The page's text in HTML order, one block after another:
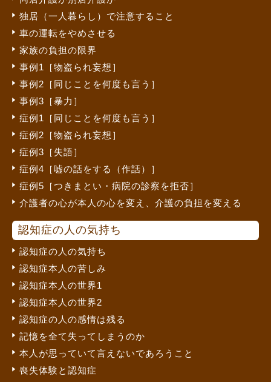
独居（一人暮らし）で注意すること
車の運転をやめさせる
家族の負担の限界
事例1［物盗られ妄想］
事例2［同じことを何度も言う］
事例3［暴力］
症例1［同じことを何度も言う］
症例2［物盗られ妄想］
症例3［失語］
症例4［嘘の話をする（作話）］
症例5［つきまとい・病院の診察を拒否］
介護者の心が本人の心を変え、介護の負担を変える
認知症の人の気持ち
認知症の人の気持ち
認知症本人の苦しみ
認知症本人の世界1
認知症本人の世界2
認知症の人の感情は残る
記憶を全て失ってしまうのか
本人が思っていて言えないであろうこと
喪失体験と認知症